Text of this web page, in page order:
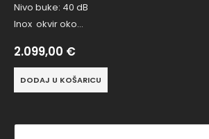
Nivo buke: 40 dB
Inox okvir oko…
2.099,00 €
DODAJ U KOŠARICU